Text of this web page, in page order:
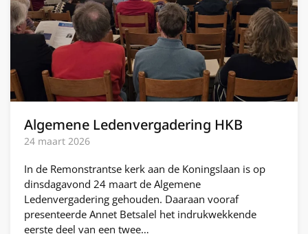
Algemene Ledenvergadering HKB
24 maart 2026
In de Remonstrantse kerk aan de Koningslaan is op
dinsdagavond 24 maart de Algemene
Ledenvergadering gehouden. Daaraan vooraf
presenteerde Annet Betsalel het indrukwekkende
eerste deel van een twee…